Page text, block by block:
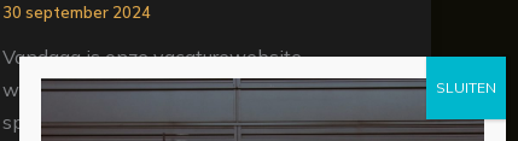
30 september 2024
Vandaag is onze vacaturewebsite
werkenbijdevreeden.nl live gegaan! Via deze
speciale website kun je eenvoudig de